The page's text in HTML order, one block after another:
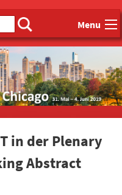
Menu
in der Plenary
Abstract